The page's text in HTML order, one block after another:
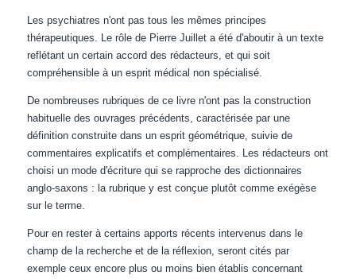
Les psychiatres n'ont pas tous les mêmes principes
thérapeutiques. Le rôle de Pierre Juillet a été d'aboutir à un texte
reflétant un certain accord des rédacteurs, et qui soit
compréhensible à un esprit médical non spécialisé.
De nombreuses rubriques de ce livre n'ont pas la construction
habituelle des ouvrages précédents, caractérisée par une
définition construite dans un esprit géométrique, suivie de
commentaires explicatifs et complémentaires. Les rédacteurs ont
choisi un mode d'écriture qui se rapproche des dictionnaires
anglo-saxons : la rubrique y est conçue plutôt comme exégèse
sur le terme.
Pour en rester à certains apports récents intervenus dans le
champ de la recherche et de la réflexion, seront cités par
exemple ceux encore plus ou moins bien établis concernant